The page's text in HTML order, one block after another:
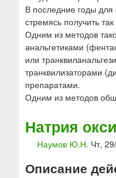
В последние годы
стремясь получить
Одним из методов
анальгетиками
или
транквилизаторами
препаратами.
Одним из методов
Натрия
Наумов Ю.Н. Чт,
Описание